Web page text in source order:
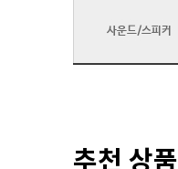
사운드/스피커
추천 상품